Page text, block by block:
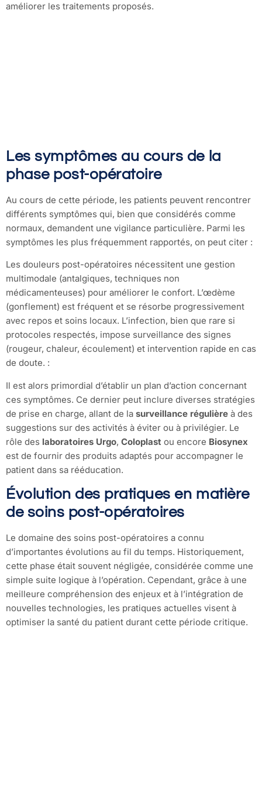
améliorer les traitements proposés.
Les symptômes au cours de la
phase post-opératoire
Au cours de cette période, les patients peuvent rencontrer
différents symptômes qui, bien que considérés comme
normaux, demandent une vigilance particulière. Parmi les
symptômes les plus fréquemment rapportés, on peut citer :
Les douleurs post-opératoires nécessitent une gestion
multimodale (antalgiques, techniques non
médicamenteuses) pour améliorer le confort. L’œdème
(gonflement) est fréquent et se résorbe progressivement
avec repos et soins locaux. L’infection, bien que rare si
protocoles respectés, impose surveillance des signes
(rougeur, chaleur, écoulement) et intervention rapide en cas
de doute. :
Il est alors primordial d’établir un plan d’action concernant
ces symptômes. Ce dernier peut inclure diverses stratégies
de prise en charge, allant de la surveillance régulière à des
suggestions sur des activités à éviter ou à privilégier. Le
rôle des laboratoires Urgo, Coloplast ou encore Biosynex
est de fournir des produits adaptés pour accompagner le
patient dans sa rééducation.
Évolution des pratiques en matière
de soins post-opératoires
Le domaine des soins post-opératoires a connu
d’importantes évolutions au fil du temps. Historiquement,
cette phase était souvent négligée, considérée comme une
simple suite logique à l’opération. Cependant, grâce à une
meilleure compréhension des enjeux et à l’intégration de
nouvelles technologies, les pratiques actuelles visent à
optimiser la santé du patient durant cette période critique.